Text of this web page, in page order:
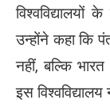
विश्वविद्यालयों
उन्होंने कहा कि
नहीं, बल्कि
इस